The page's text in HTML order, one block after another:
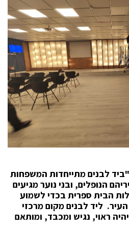
לבנים מתייחדות המשפחות
הנופלים, ובני נוער מגיעים
הבית ספרית בכדי לשמוע
ליד לבנים מקום מרכזי
ראוי, נגיש ומכבד, ומותאם